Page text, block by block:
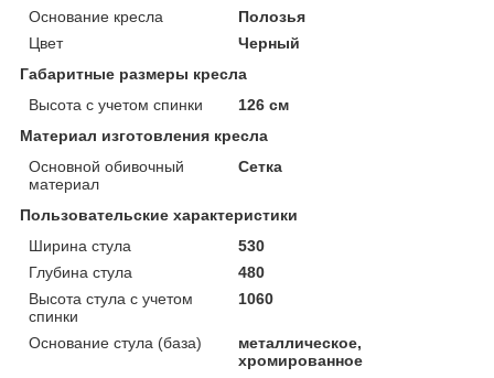
Основание кресла
Полозья
Цвет
Черный
Габаритные размеры кресла
Высота с учетом спинки
126 см
Материал изготовления кресла
Основной обивочный
материал
Сетка
Пользовательские характеристики
Ширина стула
530
Глубина стула
480
Высота стула с учетом
спинки
1060
Основание стула (база)
металлическое,
хромированное